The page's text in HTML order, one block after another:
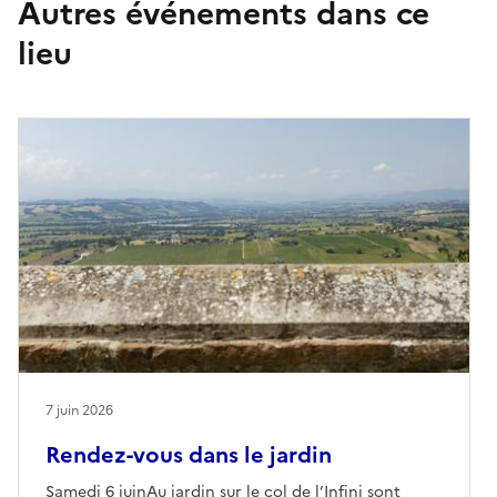
nouvelles et les anecdotes les plus curieuses sur le potager et
son couvent, du potager achevé médiéval au lieu de la
poétique léopard jusqu’à l’actuelle requalification comme
et aux anciennes cultures du territoire aujourd’hui
Autres événements dans ce
lieu
Rendez-vous dans le jardin
Samedi 6 juinAu jardin sur le col de l’Infini sont
7 juin 2026